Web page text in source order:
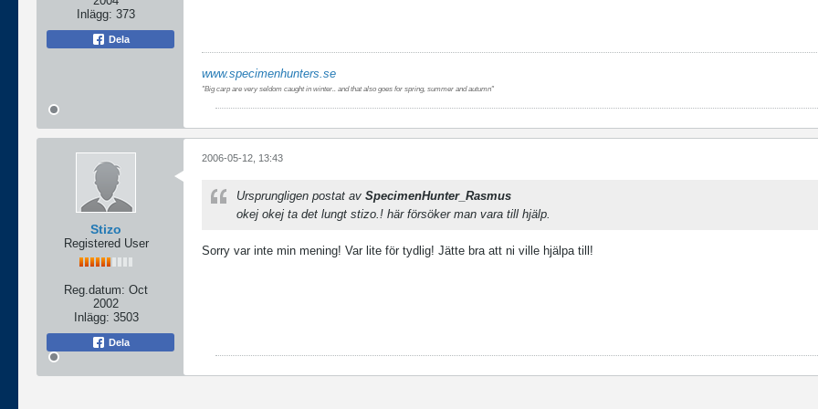
Inlägg: 373
Dela
www.specimenhunters.se
"Big carp are very seldom caught in winter.. and that also goes for spring, summer and autumn"
Stizo
Registered User
Reg.datum: Oct
2002
Inlägg: 3503
Dela
2006-05-12, 13:43
Ursprungligen postat av SpecimenHunter_Rasmus
okej okej ta det lungt stizo.! här försöker man vara till hjälp.
Sorry var inte min mening! Var lite för tydlig! Jätte bra att ni ville hjälpa till!